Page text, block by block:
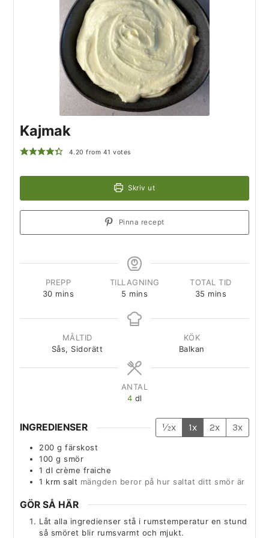
Kajmak
4.20 from 41 votes
Skriv ut
Pinna recept
PREPP
30 mins
TILLAGNING
5 mins
TOTAL TID
35 mins
MÅLTID
Sås, Sidorätt
KÖK
Balkan
ANTAL
4 dl
INGREDIENSER ½x 1x 2x 3x
200 g färskost
100 g smör
1 dl crème fraiche
1 krm salt mängden beror på hur saltat ditt smör är
GÖR SÅ HÄR
Låt alla ingredienser stå i rumstemperatur en stund
så smöret blir rumsvarmt och mjukt.